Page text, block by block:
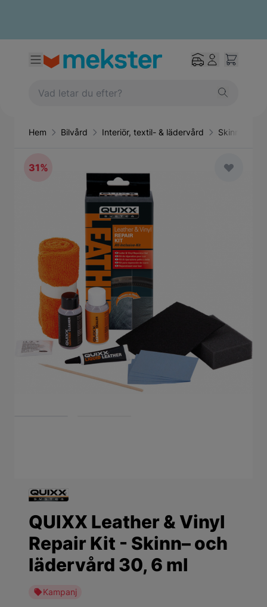
Hem Bilvård Interiör, textil- & lädervård Skinn– och
31%
Main image
Click to view image in fullscreen
QUIXX Leather & Vinyl
Repair Kit - Skinn– och
lädervård 30, 6 ml
Kampanj